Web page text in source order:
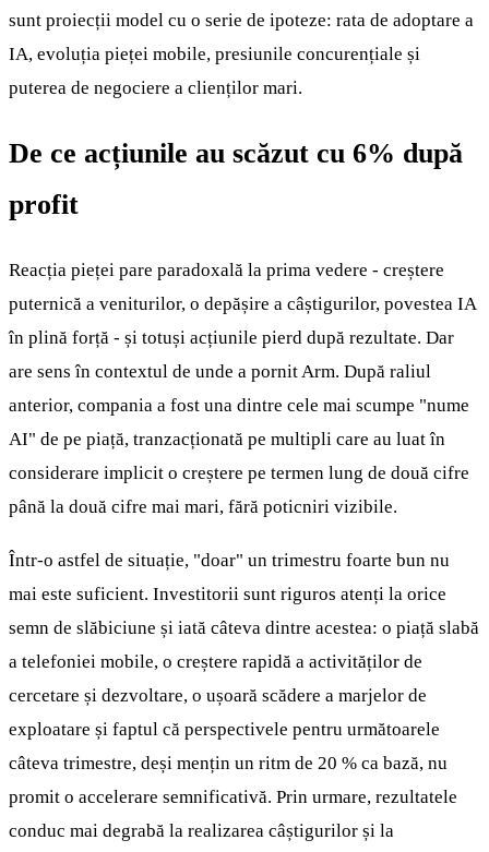
sunt proiecții model cu o serie de ipoteze: rata de adoptare a
IA, evoluția pieței mobile, presiunile concurențiale și
puterea de negociere a clienților mari.
De ce acțiunile au scăzut cu 6% după
profit
Reacția pieței pare paradoxală la prima vedere - creștere
puternică a veniturilor, o depășire a câștigurilor, povestea IA
în plină forță - și totuși acțiunile pierd după rezultate. Dar
are sens în contextul de unde a pornit Arm. După raliul
anterior, compania a fost una dintre cele mai scumpe "nume
AI" de pe piață, tranzacționată pe multipli care au luat în
considerare implicit o creștere pe termen lung de două cifre
până la două cifre mai mari, fără poticniri vizibile.
Într-o astfel de situație, "doar" un trimestru foarte bun nu
mai este suficient. Investitorii sunt riguros atenți la orice
semn de slăbiciune și iată câteva dintre acestea: o piață slabă
a telefoniei mobile, o creștere rapidă a activităților de
cercetare și dezvoltare, o ușoară scădere a marjelor de
exploatare și faptul că perspectivele pentru următoarele
câteva trimestre, deși mențin un ritm de 20 % ca bază, nu
promit o accelerare semnificativă. Prin urmare, rezultatele
conduc mai degrabă la realizarea câștigurilor și la